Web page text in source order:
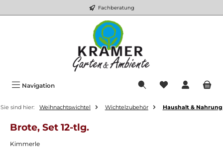
Fachberatung
Navigation Du hast 0
Sie sind hier: Weihnachtswichtel Wichtelzubehör Haushalt & Nahrung
Brote, Set 12-tlg.
Kimmerle